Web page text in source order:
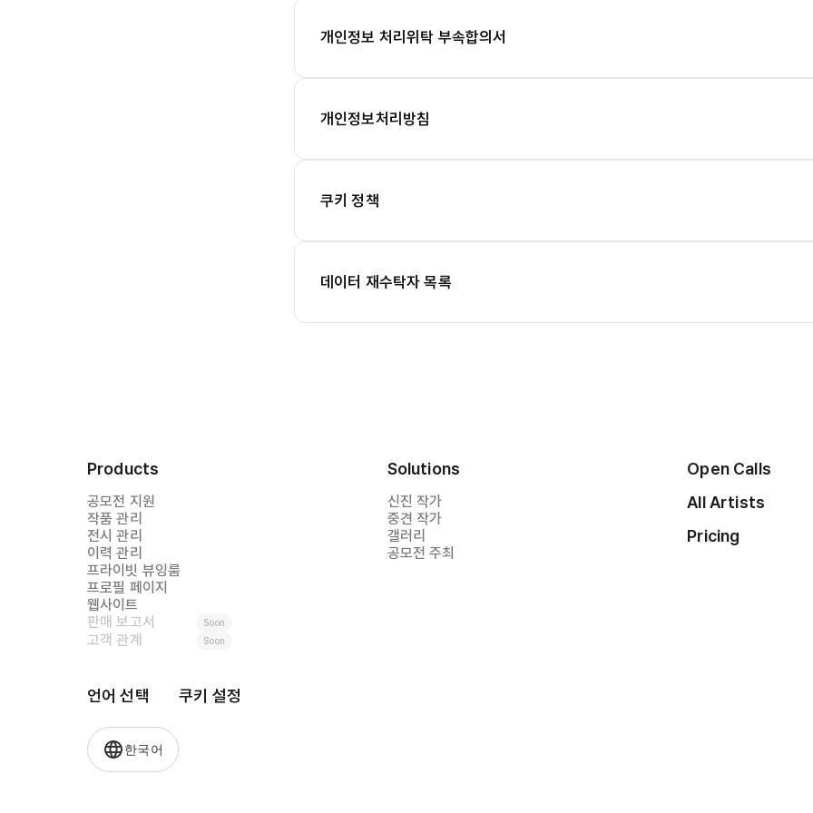
개인정보 처리위탁 부속합의서
개인정보처리방침
쿠키 정책
데이터 재수탁자 목록
Products
공모전 지원
작품 관리
전시 관리
이력 관리
프라이빗 뷰잉룸
프로필 페이지
웹사이트
판매 보고서
Soon
고객 관계 Soon
Solutions
신진 작가
중견 작가
갤러리
공모전 주최
Open Calls
All Artists
Pricing
언어 선택
한국어
쿠키 설정